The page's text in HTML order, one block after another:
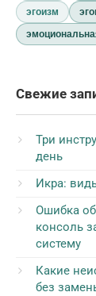
эгоизм
Свежие
Три
день
Икра:
Ошибка
консоль
систему
Какие
без